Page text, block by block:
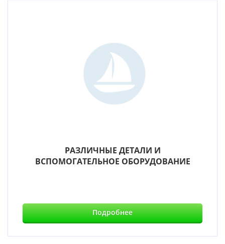
РАЗЛИЧНЫЕ ДЕТАЛИ И
ВСПОМОГАТЕЛЬНОЕ ОБОРУДОВАНИЕ
Подробнее